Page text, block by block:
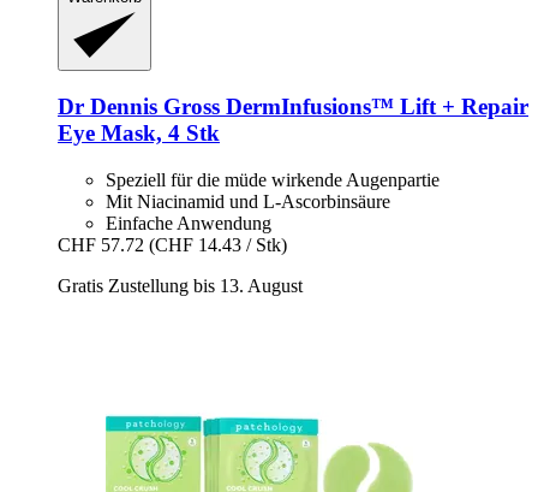
Dr Dennis Gross DermInfusions™ Lift + Repair
Eye Mask, 4 Stk
Speziell für die müde wirkende Augenpartie
Mit Niacinamid und L-Ascorbinsäure
Einfache Anwendung
CHF 57.72 (CHF 14.43 / Stk)
Gratis Zustellung bis 13. August